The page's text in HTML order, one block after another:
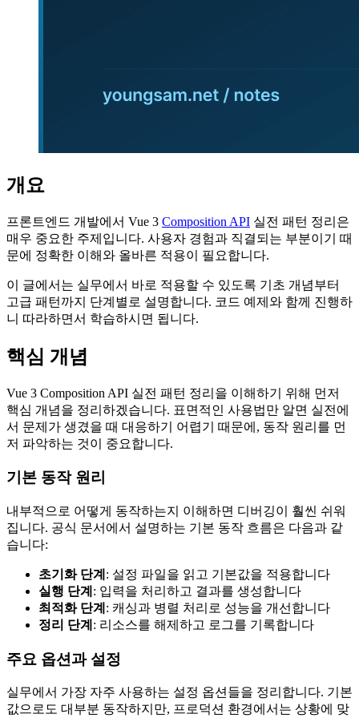
개요
프론트엔드 개발에서 Vue 3 Composition API 실전 패턴 정리은
매우 중요한 주제입니다. 사용자 경험과 직결되는 부분이기 때
문에 정확한 이해와 올바른 적용이 필요합니다.
이 글에서는 실무에서 바로 적용할 수 있도록 기초 개념부터
고급 패턴까지 단계별로 설명합니다. 코드 예제와 함께 진행하
니 따라하면서 학습하시면 됩니다.
핵심 개념
Vue 3 Composition API 실전 패턴 정리을 이해하기 위해 먼저
핵심 개념을 정리하겠습니다. 표면적인 사용법만 알면 실전에
서 문제가 생겼을 때 대응하기 어렵기 때문에, 동작 원리를 먼
저 파악하는 것이 중요합니다.
기본 동작 원리
내부적으로 어떻게 동작하는지 이해하면 디버깅이 훨씬 쉬워
집니다. 공식 문서에서 설명하는 기본 동작 흐름은 다음과 같
습니다:
초기화 단계 : 설정 파일을 읽고 기본값을 적용합니다
실행 단계 : 입력을 처리하고 결과를 생성합니다
최적화 단계 : 캐싱과 병렬 처리로 성능을 개선합니다
정리 단계 : 리소스를 해제하고 로그를 기록합니다
주요 옵션과 설정
실무에서 가장 자주 사용하는 설정 옵션들을 정리합니다. 기본
값으로도 대부분 동작하지만, 프로덕션 환경에서는 상황에 맞